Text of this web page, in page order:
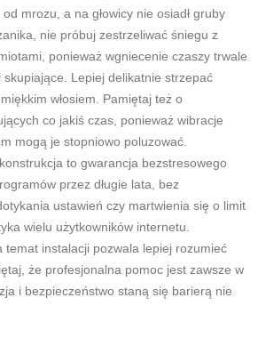
mrozu, a na głowicy nie osiadł gruby
nie próbuj zestrzeliwać śniegu z
ponieważ wgniecenie czaszy trwale
skupiające. Lepiej delikatnie strzepać
włosiem. Pamiętaj też o
co jakiś czas, ponieważ wibracje
mogą je stopniowo poluzować.
to gwarancja bezstresowego
przez długie lata, bez
ustawień czy martwienia się o limit
wielu użytkowników internetu.
temat instalacji pozwala lepiej rozumieć
że profesjonalna pomoc jest zawsze w
i bezpieczeństwo staną się barierą nie